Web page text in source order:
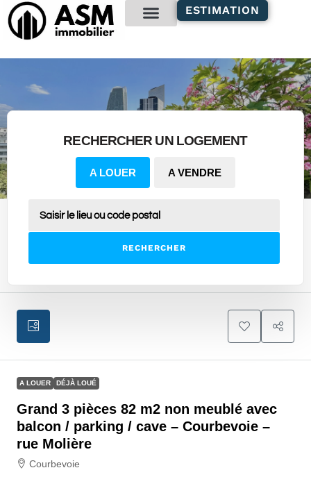
principal
ESTIMATION
RECHERCHER UN LOGEMENT
A LOUER A VENDRE
RECHERCHER
A LOUER DÉJÀ LOUÉ
Grand 3 pièces 82 m2 non meublé avec
balcon / parking / cave – Courbevoie –
rue Molière
Courbevoie